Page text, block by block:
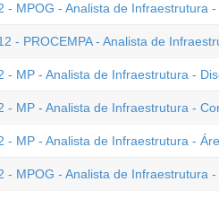
- MPOG - Analista de Infraestrutura
- PROCEMPA - Analista de
- MP - Analista de Infraestrutura -
- MP - Analista de Infraestrutura -
- MP - Analista de Infraestrutura -
- MPOG - Analista de Infraestrutura